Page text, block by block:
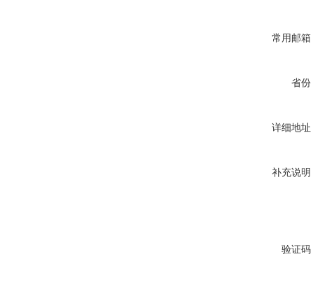
常用邮箱
省份
详细地址
补充说明
验证码